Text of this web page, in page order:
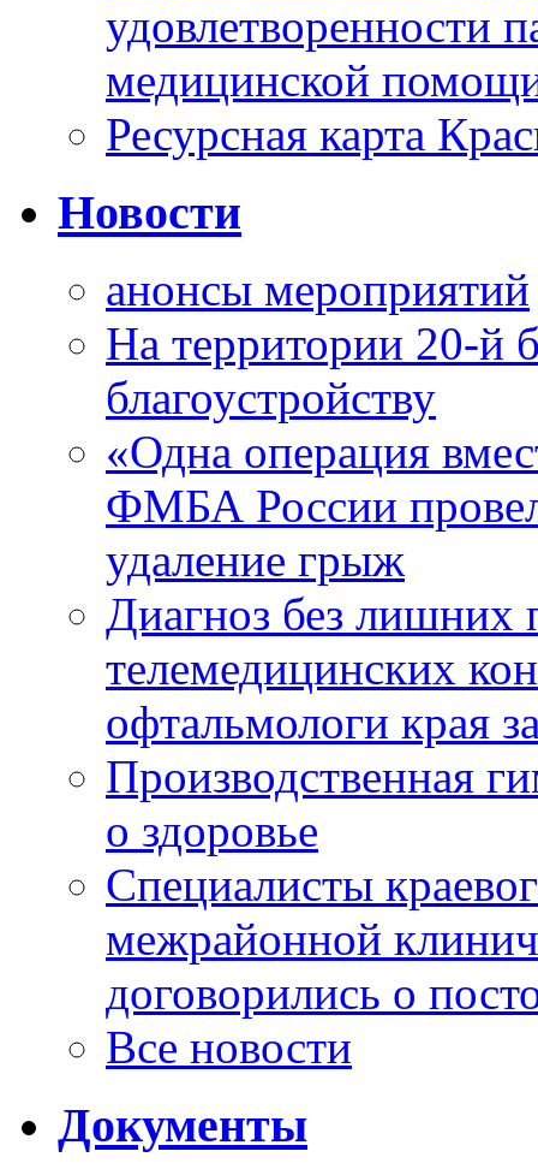
удовлетворенности
медицинской
Ресурсная карта
Новости
анонсы мероприятий
На территории 20-й
благоустройству
«Одна операция
ФМБА России
удаление грыж
Диагноз без лишних
телемедицинских
офтальмологи края
Производственная
о здоровье
Специалисты
межрайонной
договорились о
Все новости
Документы